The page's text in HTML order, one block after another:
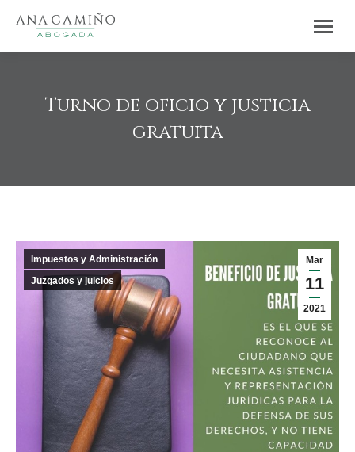
Turno de oficio y justicia
gratuita
Mar
11
2021
Impuestos y Administración
Juzgados y juicios